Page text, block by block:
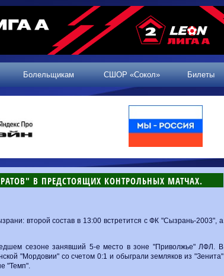
Болельщикам СШОР «Сокол» Билеты
В ПРЕДСТОЯЩИХ КОНТРОЛЬНЫХ МАТЧАХ.
второй состав в 13:00 встретится с ФК "Сызрань-2003", а
сезоне занявший 5-е место в зоне "Приволжье" ЛФЛ. В
"Мордовии" со счетом 0:1 и обыграли земляков из "Зенита"
"Темп".